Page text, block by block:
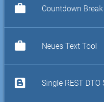
work Countdown
work Neues Text Tool
Single REST